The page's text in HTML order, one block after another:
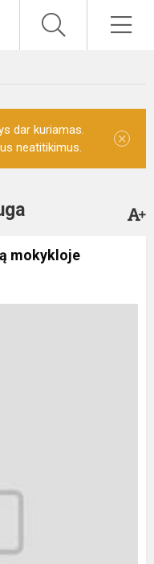
dar kuriamas.
neatitikimus.
×
mokykloje